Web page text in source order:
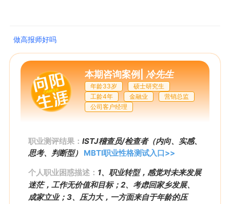
做高报师好吗
本期咨询案例 冷先生
年龄33岁
硕士研究生
工龄4年
金融业
营销总监
公司客户经理
职业测评结果： ISTJ稽查员/检查者（内向、实感、
思考、判断型） MBTI职业性格测试入口>>
个人职业困惑描述： 1、职业转型，感觉对未来发展
迷茫，工作无价值和目标；2、考虑回家乡发展、
成家立业；3、压力大，一方面来自于年龄的压